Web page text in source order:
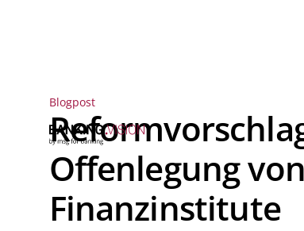
Blogpost
Offenlegung
Finanzinstitute